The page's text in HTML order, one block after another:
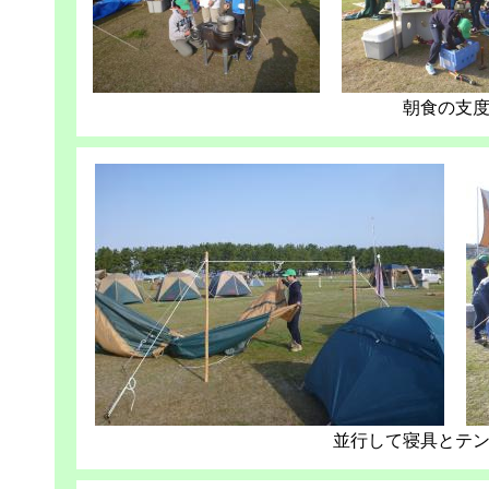
朝食の支
並行して寝具とテ